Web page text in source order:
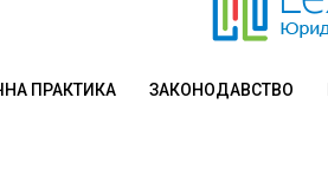
ПРАКТИКА ЗАКОНОДАВСТВО